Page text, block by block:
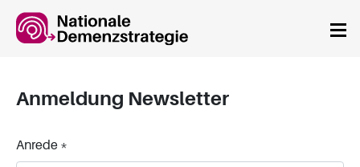
Anmeldung Newsletter
Anrede *